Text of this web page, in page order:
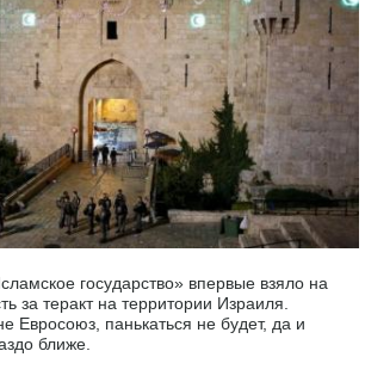
государство» впервые взяло на
за теракт на территории Израиля.
Евросоюз, панькаться не будет, да и
ближе.